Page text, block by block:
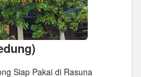
Siap Pakai di Rasuna